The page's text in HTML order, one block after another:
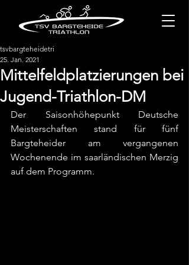
Mittelfeldplatzierungen bei
Jugend-Triathlon-DM
tsvbargteheidetri
25. Jan. 2021
Der Saisonhöhepunkt Deutsche
Meisterschaften stand für fünf
Bargteheider am vergangenen
Wochenende im saarländischen Merzig
auf dem Programm.